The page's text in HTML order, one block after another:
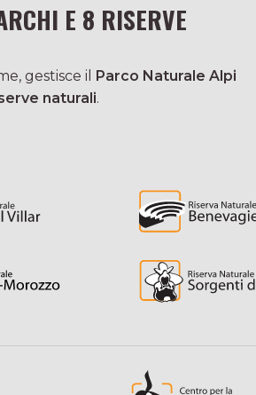
E 8 RISERVE
gestisce il
Parco Naturale Alpi
naturali.